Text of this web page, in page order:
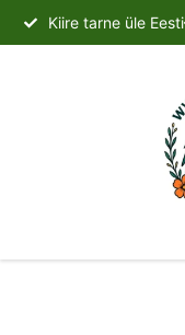
Kiire tarne üle Eesti